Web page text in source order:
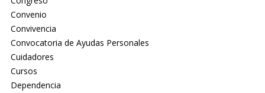
Convenio
Convivencia
Convocatoria de Ayudas Personales
Cuidadores
Cursos
Dependencia